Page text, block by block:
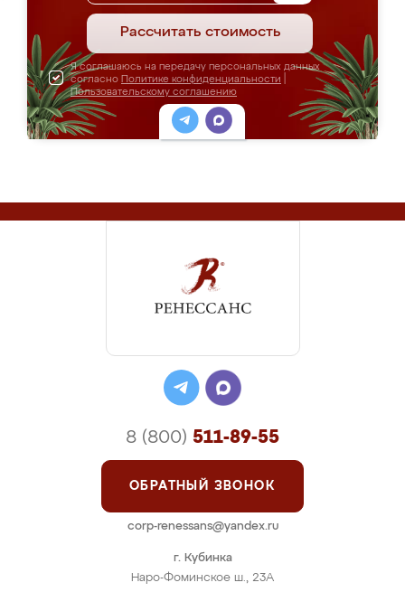
Рассчитать стоимость
Я соглашаюсь на передачу персональных данных
согласно Политике конфиденциальности
Пользовательскому соглашению
г. Кубинка
Наро-Фоминское ш., 23А
8 (800) 511-89-55
ОБРАТНЫЙ ЗВОНОК
corp-renessans@yandex.ru